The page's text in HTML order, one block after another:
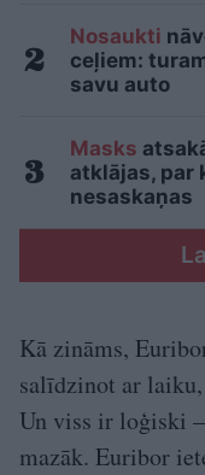
Nosaukti
ceļiem:
savu auto
Masks
atklājas, par
nesaskaņas
Kā zināms,
salīdzinot ar
Un viss ir loģiski
mazāk. Euribor